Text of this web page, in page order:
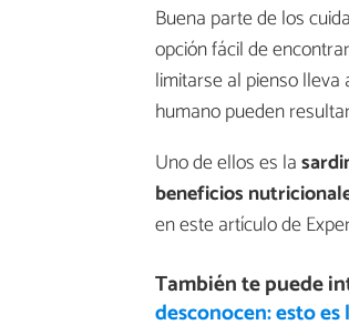
Buena parte de los
opción fácil de
limitarse al pienso
humano pueden
Uno de ellos es la
beneficios
en este artículo de
También te puede
desconocen: esto